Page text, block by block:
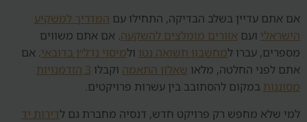
אם אתם עדיין בשלב הבדיקה, התחילו עם המדריך למשקיע
הישראלי ועם אזורים מומלצים להשקעה. אם אתם משווים
מספרים, עברו למחשבון תשואה נטו ולמיסוי נדל״ן בדובאי. אם
אתם לפני החלטה, מלאו שאלון התאמה וקבלו
3 הזדמנויות
מסוננות במקום להסתובב בין עשרות פרויקטים.
למי שלא מחפש רק פרויקט חדש, דנסיה מחברת גם לדירות יד